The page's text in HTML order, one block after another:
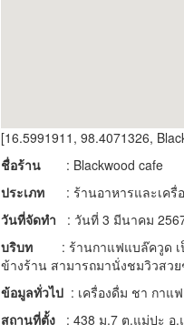
[16.5991911, 98.4071326,
ชื่อร้าน
: Blackwood cafe
ประเภท : ร้านอาหารและเครื่
วันที่จัดทำ : วันที่ 3 มีนาคม
บริบท
: ร้านกาแฟแบล๊ควูด
ข้างร้าน สามารถมานั่งชมวิวสว
ข้อมูลทั่วไป : เครื่องดื่ม ชา กาแ
สถานที่ตั้ง
: 438 ม.7 ต.แม่ปะ อ